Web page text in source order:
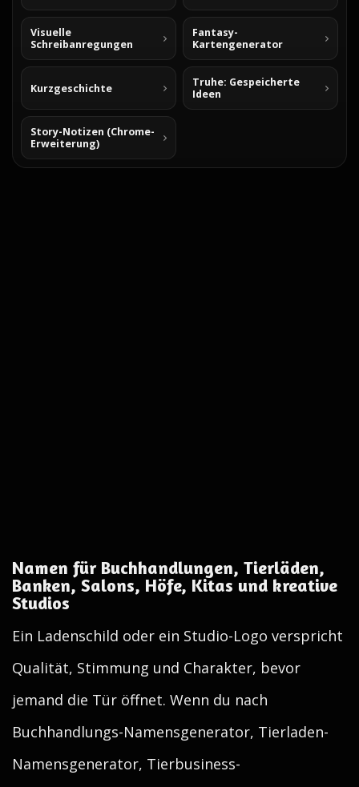
Visuelle
Schreibanregungen
Fantasy-
Kartengenerator
Kurzgeschichte
Truhe: Gespeicherte
Ideen
Story-Notizen (Chrome-
Erweiterung)
Namen für Buchhandlungen, Tierläden,
Banken, Salons, Höfe, Kitas und kreative
Studios
Ein Ladenschild oder ein Studio-Logo verspricht
Qualität, Stimmung und Charakter, bevor
jemand die Tür öffnet. Wenn du nach
Buchhandlungs-Namensgenerator, Tierladen-
Namensgenerator, Tierbusiness-